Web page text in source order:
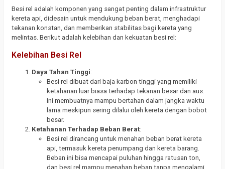
Besi rel adalah komponen yang sangat penting dalam infrastruktur
kereta api, didesain untuk mendukung beban berat, menghadapi
tekanan konstan, dan memberikan stabilitas bagi kereta yang
melintas. Berikut adalah kelebihan dan kekuatan besi rel:
Kelebihan Besi Rel
Daya Tahan Tinggi:
Besi rel dibuat dari baja karbon tinggi yang memiliki
ketahanan luar biasa terhadap tekanan besar dan aus.
Ini membuatnya mampu bertahan dalam jangka waktu
lama meskipun sering dilalui oleh kereta dengan bobot
besar.
Ketahanan Terhadap Beban Berat:
Besi rel dirancang untuk menahan beban berat kereta
api, termasuk kereta penumpang dan kereta barang.
Beban ini bisa mencapai puluhan hingga ratusan ton,
dan besi rel mampu menahan beban tanpa mengalami